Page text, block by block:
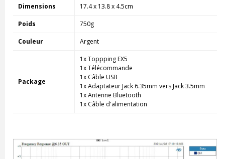
Dimensions 17.4 x 13.8 x 4.5cm
Poids 750g
Couleur Argent
Package
1x Toppping EX5
1x Télécommande
1x Câble USB
1x Adaptateur Jack 6.35mm vers Jack 3.5mm
1x Antenne Bluetooth
1x Câble d'alimentation